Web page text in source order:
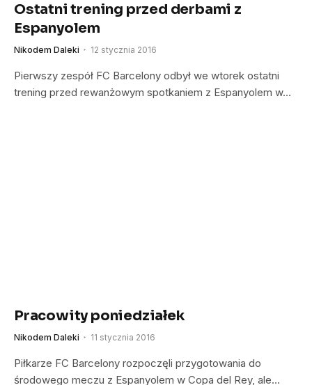
Ostatni trening przed derbami z
Espanyolem
Nikodem Daleki 12 stycznia 2016
Pierwszy zespół FC Barcelony odbył we wtorek ostatni
trening przed rewanżowym spotkaniem z Espanyolem w…
Pracowity poniedziałek
Nikodem Daleki 11 stycznia 2016
Piłkarze FC Barcelony rozpoczęli przygotowania do
środowego meczu z Espanyolem w Copa del Rey, ale…